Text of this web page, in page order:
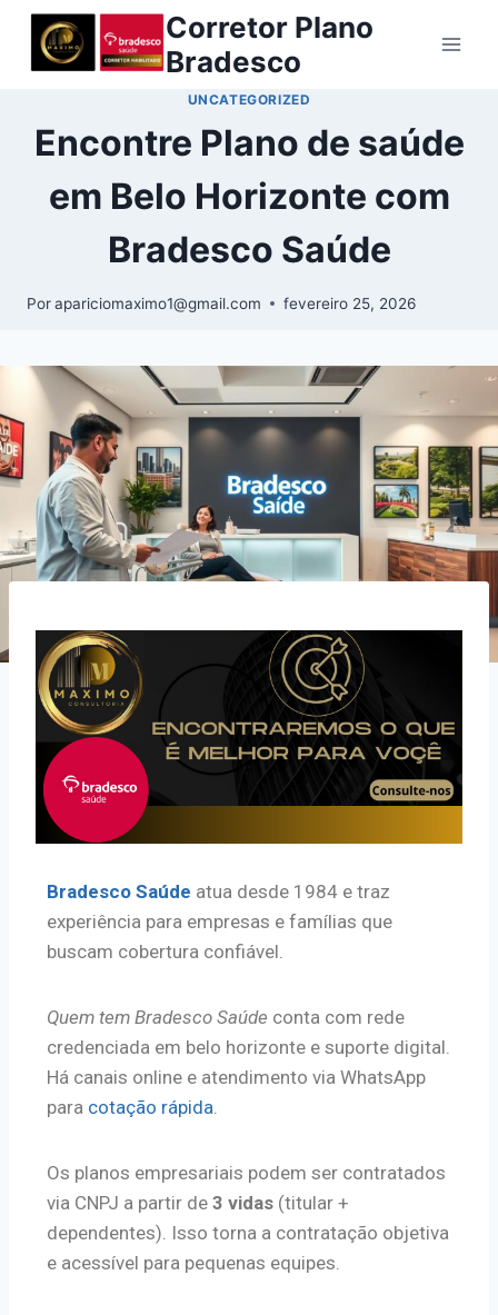
Corretor Plano
Bradesco
UNCATEGORIZED
Encontre Plano de saúde
em Belo Horizonte com
Bradesco Saúde
Porapariciomaximo1@gmail.com fevereiro 25, 2026
Bradesco Saúde atua desde 1984 e traz
experiência para empresas e famílias que
buscam cobertura confiável.
Quem tem Bradesco Saúde conta com rede
credenciada em belo horizonte e suporte digital.
Há canais online e atendimento via WhatsApp
para cotação rápida
Os planos empresariais podem ser contratados
via CNPJ a partir de 3 vidas (titular +
dependentes). Isso torna a contratação objetiva
e acessível para pequenas equipes.